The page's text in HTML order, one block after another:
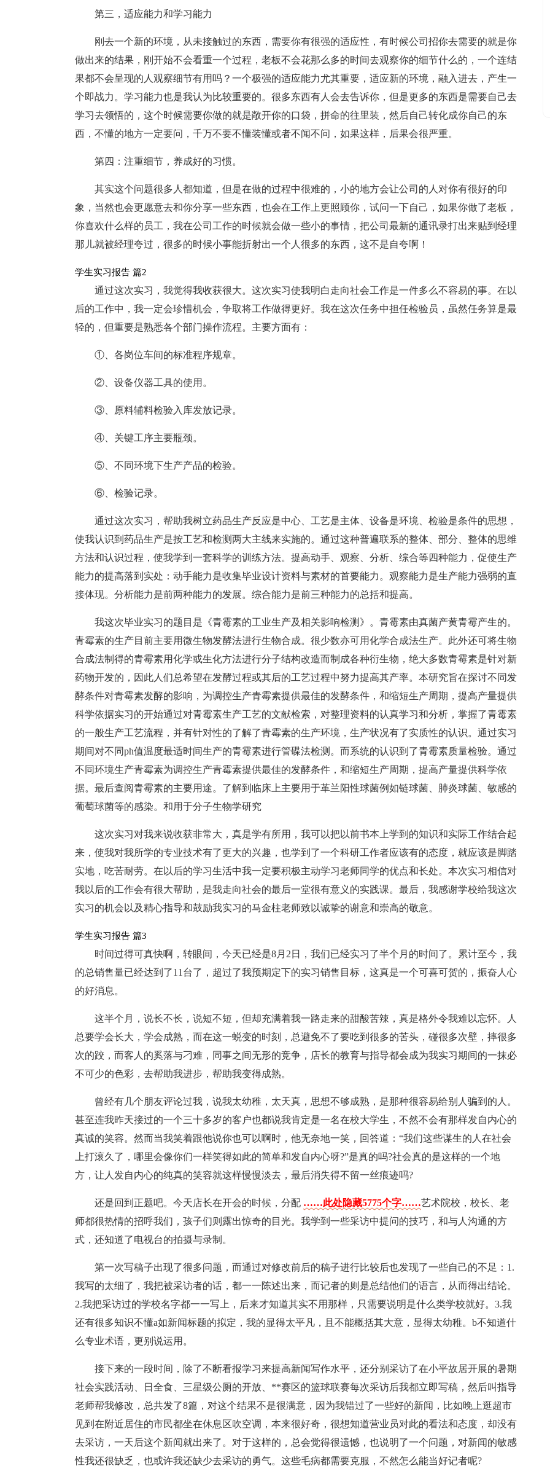
第三，适应能力和学习能力
刚去一个新的环境，从未接触过的东西，需要你有很强的适应性，有时候公司招你去需要的就是你
做出来的结果，刚开始不会看重一个过程，老板不会花那么多的时间去观察你的细节什么的，一个连结
果都不会呈现的人观察细节有用吗？一个极强的适应能力尤其重要，适应新的环境，融入进去，产生一
个即战力。学习能力也是我认为比较重要的。很多东西有人会去告诉你，但是更多的东西是需要自己去
学习去领悟的，这个时候需要你做的就是敞开你的口袋，拼命的往里装，然后自己转化成你自己的东
西，不懂的地方一定要问，千万不要不懂装懂或者不闻不问，如果这样，后果会很严重。
第四：注重细节，养成好的习惯。
其实这个问题很多人都知道，但是在做的过程中很难的，小的地方会让公司的人对你有很好的印
象，当然也会更愿意去和你分享一些东西，也会在工作上更照顾你，试问一下自己，如果你做了老板，
你喜欢什么样的员工，我在公司工作的时候就会做一些小的事情，把公司最新的通讯录打出来贴到经理
那儿就被经理夸过，很多的时候小事能折射出一个人很多的东西，这不是自夸啊！
学生实习报告 篇2
通过这次实习，我觉得我收获很大。这次实习使我明白走向社会工作是一件多么不容易的事。在以
后的工作中，我一定会珍惜机会，争取将工作做得更好。我在这次任务中担任检验员，虽然任务算是最
轻的，但重要是熟悉各个部门操作流程。主要方面有：
①、各岗位车间的标准程序规章。
②、设备仪器工具的使用。
③、原料辅料检验入库发放记录。
④、关键工序主要瓶颈。
⑤、不同环境下生产产品的检验。
⑥、检验记录。
通过这次实习，帮助我树立药品生产反应是中心、工艺是主体、设备是环境、检验是条件的思想，
使我认识到药品生产是按工艺和检测两大主线来实施的。通过这种普遍联系的整体、部分、整体的思维
方法和认识过程，使我学到一套科学的训练方法。提高动手、观察、分析、综合等四种能力，促使生产
能力的提高落到实处：动手能力是收集毕业设计资料与素材的首要能力。观察能力是生产能力强弱的直
接体现。分析能力是前两种能力的发展。综合能力是前三种能力的总括和提高。
我这次毕业实习的题目是《青霉素的工业生产及相关影响检测》。青霉素由真菌产黄青霉产生的。
青霉素的生产目前主要用微生物发酵法进行生物合成。很少数亦可用化学合成法生产。此外还可将生物
合成法制得的青霉素用化学或生化方法进行分子结构改造而制成各种衍生物，绝大多数青霉素是针对新
药物开发的，因此人们总希望在发酵过程或其后的工艺过程中努力提高其产率。本研究旨在探讨不同发
酵条件对青霉素发酵的影响，为调控生产青霉素提供最佳的发酵条件，和缩短生产周期，提高产量提供
科学依据实习的开始通过对青霉素生产工艺的文献检索，对整理资料的认真学习和分析，掌握了青霉素
的一般生产工艺流程，并有针对性的了解了青霉素的生产环境，生产状况有了实质性的认识。通过实习
期间对不同ph值温度最适时间生产的青霉素进行管碟法检测。而系统的认识到了青霉素质量检验。通过
不同环境生产青霉素为调控生产青霉素提供最佳的发酵条件，和缩短生产周期，提高产量提供科学依
据。最后查阅青霉素的主要用途。了解到临床上主要用于革兰阳性球菌例如链球菌、肺炎球菌、敏感的
葡萄球菌等的感染。和用于分子生物学研究
这次实习对我来说收获非常大，真是学有所用，我可以把以前书本上学到的知识和实际工作结合起
来，使我对我所学的专业技术有了更大的兴趣，也学到了一个科研工作者应该有的态度，就应该是脚踏
实地，吃苦耐劳。在以后的学习生活中我一定要积极主动学习老师同学的优点和长处。本次实习相信对
我以后的工作会有很大帮助，是我走向社会的最后一堂很有意义的实践课。最后，我感谢学校给我这次
实习的机会以及精心指导和鼓励我实习的马金柱老师致以诚挚的谢意和崇高的敬意。
学生实习报告 篇3
时间过得可真快啊，转眼间，今天已经是8月2日，我们已经实习了半个月的时间了。累计至今，我
的总销售量已经达到了11台了，超过了我预期定下的实习销售目标，这真是一个可喜可贺的，振奋人心
的好消息。
这半个月，说长不长，说短不短，但却充满着我一路走来的甜酸苦辣，真是格外令我难以忘怀。人
总要学会长大，学会成熟，而在这一蜕变的时刻，总避免不了要吃到很多的苦头，碰很多次壁，摔很多
次的跤，而客人的奚落与刁难，同事之间无形的竞争，店长的教育与指导都会成为我实习期间的一抹必
不可少的色彩，去帮助我进步，帮助我变得成熟。
曾经有几个朋友评论过我，说我太幼稚，太天真，思想不够成熟，是那种很容易给别人骗到的人。
甚至连我昨天接过的一个三十多岁的客户也都说我肯定是一名在校大学生，不然不会有那样发自内心的
真诚的笑容。然而当我笑着跟他说你也可以啊时，他无奈地一笑，回答道：“我们这些谋生的人在社会
上打滚久了，哪里会像你们一样笑得如此的简单和发自内心呀?”是真的吗?社会真的是这样的一个地
方，让人发自内心的纯真的笑容就这样慢慢淡去，最后消失得不留一丝痕迹吗?
还是回到正题吧。今天店长在开会的时候，分配 ……此处隐藏5775个字……艺术院校，校长、老
师都很热情的招呼我们，孩子们则露出惊奇的目光。我学到一些采访中提问的技巧，和与人沟通的方
式，还知道了电视台的拍摄与录制。
第一次写稿子出现了很多问题，而通过对修改前后的稿子进行比较后也发现了一些自己的不足：1.
我写的太细了，我把被采访者的话，都一一陈述出来，而记者的则是总结他们的语言，从而得出结论。
2.我把采访过的学校名字都一一写上，后来才知道其实不用那样，只需要说明是什么类学校就好。3.我
还有很多知识不懂a如新闻标题的拟定，我的显得太平凡，且不能概括其大意，显得太幼稚。b不知道什
么专业术语，更别说运用。
接下来的一段时间，除了不断看报学习来提高新闻写作水平，还分别采访了在小平故居开展的暑期
社会实践活动、日全食、三星级公厕的开放、**赛区的篮球联赛每次采访后我都立即写稿，然后叫指导
老师帮我修改，总共发了8篇，对这个结果不是很满意，因为我错过了一些好的新闻，比如晚上逛超市
见到在附近居住的市民都坐在休息区吹空调，本来很好奇，很想知道营业员对此的看法和态度，却没有
去采访，一天后这个新闻就出来了。对于这样的，总会觉得很遗憾，也说明了一个问题，对新闻的敏感
性我还很缺乏，也或许我还缺少去采访的勇气。这些毛病都需要克服，不然怎么能当好记者呢?